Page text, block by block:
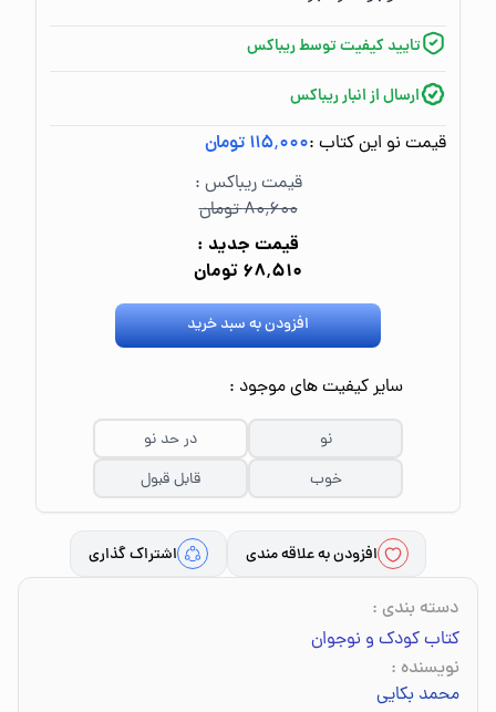
تایید کیفیت توسط ریباکس
ارسال از انبار ریباکس
قیمت نو این کتاب :۱۱۵٬۰۰۰ تومان
قیمت ریباکس :
۸۰٬۶۰۰ تومان
قیمت جدید :
۶۸٬۵۱۰ تومان
افزودن به سبد خرید
سایر کیفیت های موجود :
نو
در حد نو
خوب
قابل قبول
افزودن به علاقه مندی اشتراک گذاری
دسته بندی :
کتاب کودک و نوجوان
نویسنده :
محمد بکایی